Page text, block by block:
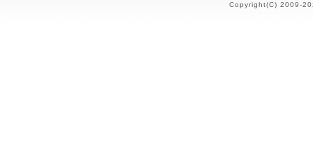
Copyright(C) 2009-